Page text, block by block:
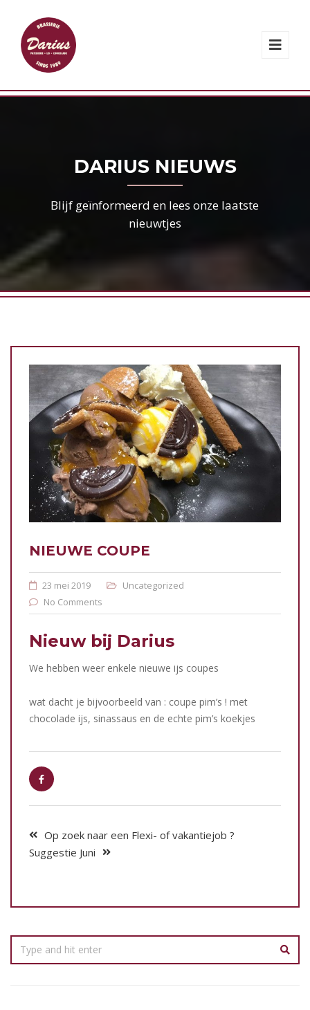
DARIUS NIEUWS
Blijf geïnformeerd en lees onze laatste
nieuwtjes
NIEUWE COUPE
23 mei 2019
Uncategorized
No Comments
Nieuw bij Darius
We hebben weer enkele nieuwe ijs coupes
wat dacht je bijvoorbeeld van : coupe pim’s ! met
chocolade ijs, sinassaus en de echte pim’s koekjes
Op zoek naar een Flexi- of vakantiejob ?
Suggestie Juni